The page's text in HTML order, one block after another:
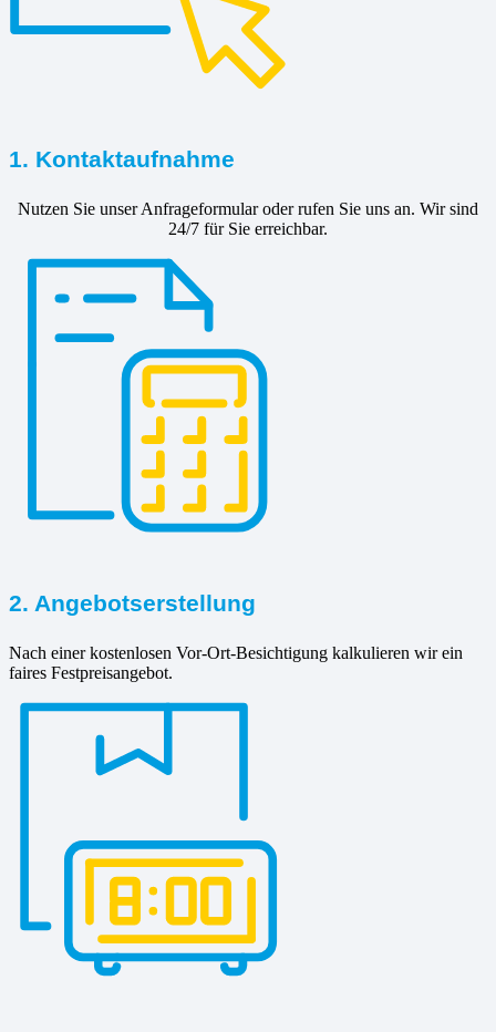
1. Kontaktaufnahme
Nutzen Sie unser Anfrageformular oder rufen Sie uns an. Wir sind
24/7 für Sie erreichbar.
2. Angebotserstellung
Nach einer kostenlosen Vor-Ort-Besichtigung kalkulieren wir ein
faires Festpreisangebot.